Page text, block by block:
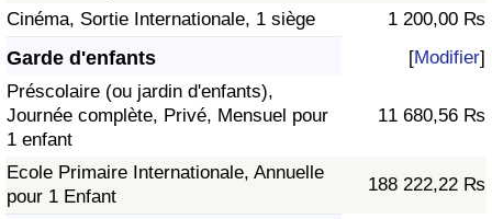
Cinéma, Sortie Internationale, 1 siège 1 200,00 ₨
Garde d'enfants [Modifier]
Préscolaire (ou jardin d'enfants),
Journée complète, Privé, Mensuel pour
1 enfant
11 680,56 ₨
Ecole Primaire Internationale, Annuelle
pour 1 Enfant
188 222,22 ₨